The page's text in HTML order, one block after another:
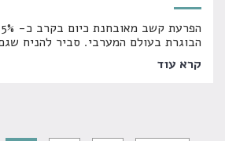
הבוגרת בעולם המערבי. סביר להניח
קרא עוד